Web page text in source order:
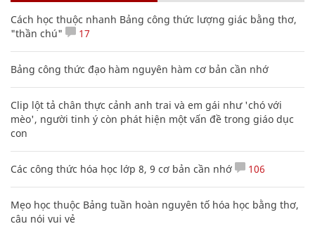
Cách học thuộc nhanh Bảng công thức lượng giác bằng thơ,
"thần chú"
17
Bảng công thức đạo hàm nguyên hàm cơ bản cần nhớ
Clip lột tả chân thực cảnh anh trai và em gái như 'chó với
mèo', người tinh ý còn phát hiện một vấn đề trong giáo dục
con
Các công thức hóa học lớp 8, 9 cơ bản cần nhớ 106
Mẹo học thuộc Bảng tuần hoàn nguyên tố hóa học bằng thơ,
câu nói vui vẻ